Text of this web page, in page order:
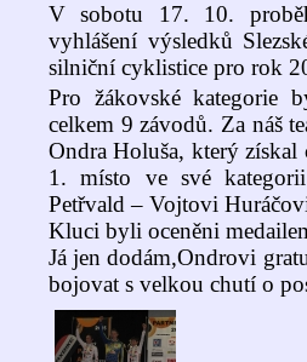
V sobotu 17. 10.
vyhlášení výsledků
silniční cyklistice pro rok
Pro žákovské kategorie
celkem 9 závodů. Za náš
Ondra Holuša, který
1. místo ve své
Petřvald – Vojtovi
Kluci byli oceněni
Já jen dodám,Ondrovi
bojovat s velkou chutí o